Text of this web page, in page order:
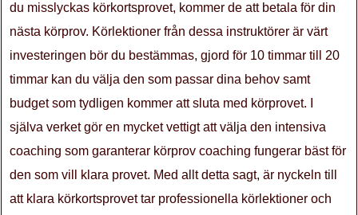
du misslyckas körkortsprovet, kommer de att betala för din
nästa körprov. Körlektioner från dessa instruktörer är värt
investeringen bör du bestämmas, gjord för 10 timmar till 20
timmar kan du välja den som passar dina behov samt
budget som tydligen kommer att sluta med körprovet. I
själva verket gör en mycket vettigt att välja den intensiva
coaching som garanterar körprov coaching fungerar bäst för
den som vill klara provet. Med allt detta sagt, är nyckeln till
att klara körkortsprovet tar professionella körlektioner och